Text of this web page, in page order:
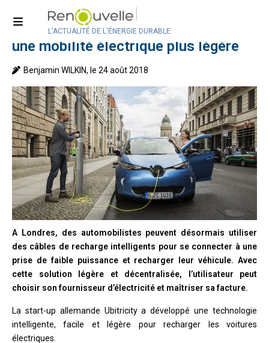
L'ACTUALITÉ DE L'ÉNERGIE DURABLE
Un câble de recharge intelligent, pour
une mobilité électrique plus légère
Benjamin WILKIN, le 24 août 2018
A Londres, des automobilistes peuvent désormais utiliser
des câbles de recharge intelligents pour se connecter à une
prise de faible puissance et recharger leur véhicule. Avec
cette solution légère et décentralisée, l’utilisateur peut
choisir son fournisseur d’électricité et maîtriser sa facture.
La start-up allemande Ubitricity a développé une technologie
intelligente, facile et légère pour recharger les voitures
électriques.